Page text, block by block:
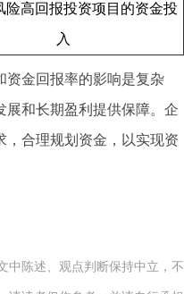
险高回报投资项目的资金投
入
资金回报率的影响是复杂
展和长期盈利提供保障。企
，合理规划资金，以实现资
中陈述、观点判断保持中立，不